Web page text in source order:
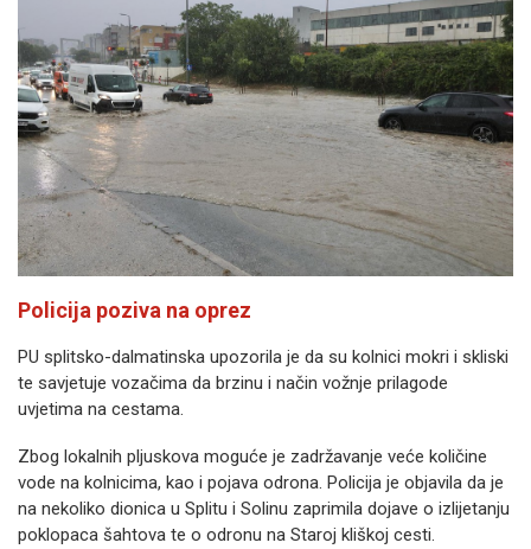
Policija poziva na oprez
PU splitsko-dalmatinska upozorila je da su kolnici mokri i skliski
te savjetuje vozačima da brzinu i način vožnje prilagode
uvjetima na cestama.
Zbog lokalnih pljuskova moguće je zadržavanje veće količine
vode na kolnicima, kao i pojava odrona. Policija je objavila da je
na nekoliko dionica u Splitu i Solinu zaprimila dojave o izlijetanju
poklopaca šahtova te o odronu na Staroj kliškoj cesti.